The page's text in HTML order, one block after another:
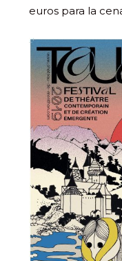
euros para la